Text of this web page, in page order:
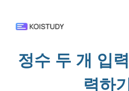
정수 두 개 입
력하